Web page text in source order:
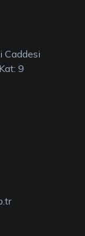
Caddesi
9